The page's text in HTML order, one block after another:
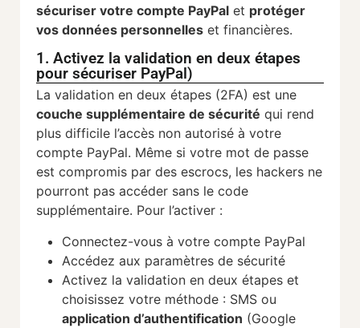
sécuriser votre compte PayPal et protéger
vos données personnelles et financières.
1. Activez la validation en deux étapes
pour sécuriser PayPal)
La validation en deux étapes (2FA) est une
couche supplémentaire de sécurité qui rend
plus difficile l’accès non autorisé à votre
compte PayPal. Même si votre mot de passe
est compromis par des escrocs, les hackers ne
pourront pas accéder sans le code
supplémentaire. Pour l’activer :
Connectez-vous à votre compte PayPal
Accédez aux paramètres de sécurité
Activez la validation en deux étapes et
choisissez votre méthode : SMS ou
application d’authentification (Google